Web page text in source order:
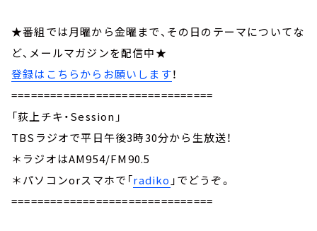
★番組では月曜から金曜まで、その日のテーマについてな
ど、メールマガジンを配信中★
登録はこちらからお願いします！
===============================
「荻上チキ・Session」
TBSラジオで平日午後3時30分から生放送！
＊ラジオはAM954/FM90.5
＊パソコンorスマホで「radiko 」でどうぞ。
===============================